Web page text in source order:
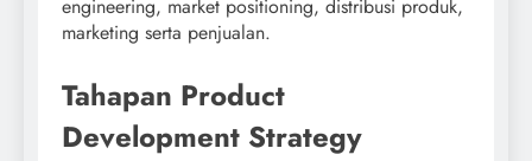
engineering, market positioning, distribusi produk,
marketing serta penjualan.
Tahapan Product
Development Strategy